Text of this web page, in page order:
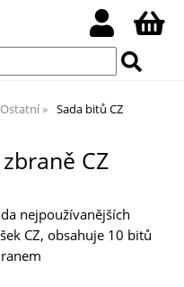
Ostatní Sada bitů CZ
CZ
nejpoužívanějších
CZ, obsahuje 10 bitů